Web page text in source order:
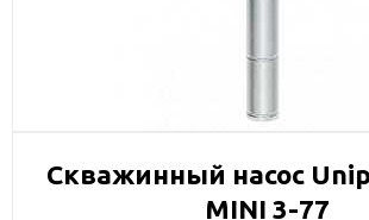
Скважинный насос
MINI 3-77